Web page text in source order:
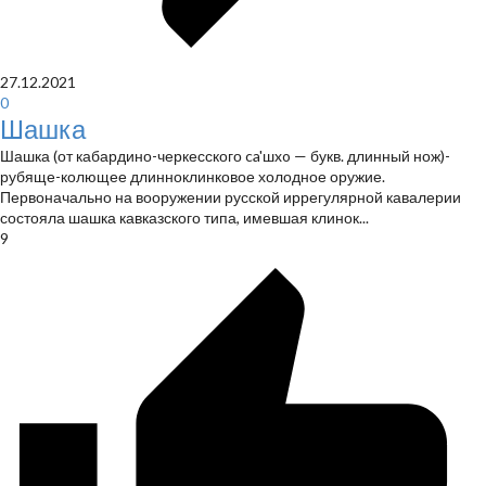
27.12.2021
0
Шашка
Шашка (от кабардино-черкесского ca'шxo — букв. длинный нож)-
рубяще-колющее длинноклинковое холодное оружие.
Первоначально на вооружении русской иррегулярной кавалерии
состояла шашка кавказского типа, имевшая клинок...
9